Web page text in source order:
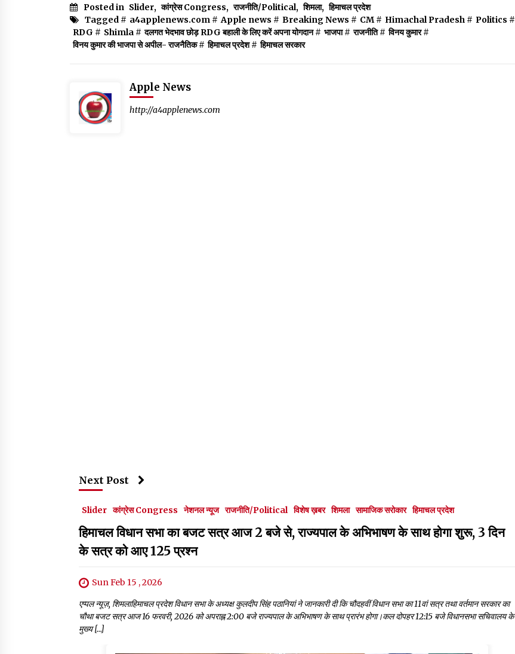
Posted in Slider, कांग्रेस Congress, राजनीति/Political, शिमला, हिमाचल प्रदेश
Tagged # a4applenews.com # Apple news # Breaking News # CM# Himachal Pradesh # Politics #
RDG # Shimla # दलगत भेदभाव छोड़ RDG बहाली के लिए करें अपना योगदान# भाजपा# राजनीति# विनय कुमार#
विनय कुमार की भाजपा से अपील- राजनैतिक# हिमाचल प्रदेश# हिमाचल सरकार
Apple News
http://a4applenews.com
Next Post
Slider कांग्रेस Congress नेशनल न्यूज राजनीति/Political विशेष ख़बर शिमला सामाजिक सरोकार हिमाचल प्रदेश
हिमाचल विधान सभा का बजट सत्र आज 2 बजे से, राज्यपाल के अभिभाषण के साथ होगा शुरू, 3 दिन
के सत्र को आए 125 प्रश्न
Sun Feb 15 , 2026
एप्पल न्यूज़, शिमलाहिमाचल प्रदेश विधान सभा के अध्यक्ष कुलदीप सिंह पठानियां ने जानकारी दी कि चौदहवीं विधान सभा का 11वां सत्र तथा वर्तमान सरकार का
चौथा बजट सत्र आज 16 फरवरी, 2026 को अपराह्न 2:00 बजे राज्यपाल के अभिभाषण के साथ प्रारंभ होगा।कल दोपहर 12:15 बजे विधानसभा सचिवालय के
मुख्य […]